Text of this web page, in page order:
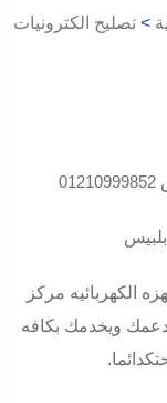
> تصليح الكترونيات
01210999852
الكهربائيه مركز
ويخدمك بكافه
.